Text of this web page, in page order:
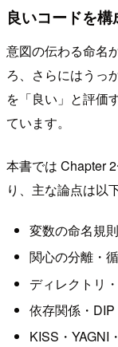
良いコードを
意図の伝わる命名
ろ、さらにはうっ
を「良い」と評価
ています。
本書では Chapter
り、主な論点は以
変数の命名規
関心の分離・
ディレクトリ
依存関係・
KISS・YAGNI